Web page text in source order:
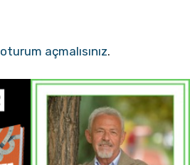
oturum açmalısınız.